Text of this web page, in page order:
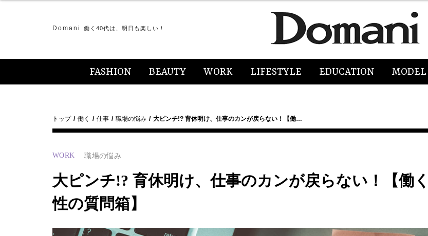
Domani 働く40代は、明日も楽しい！
FASHION BEAUTY WORK LIFESTYLE EDUCATION MODEL
トップ 働く 仕事 職場の悩み 大ピンチ!? 育休明け、仕事のカンが戻らない！【働…
WORK 職場の悩み
大ピンチ!? 育休明け、仕事のカンが戻らない！【働
性の質問箱】